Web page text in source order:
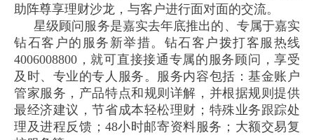
助阵尊享理财沙龙，与客户进行面对面的交流。
星级顾问服务是嘉实去年底推出的、专属于嘉实
钻石客户的服务新举措。钻石客户拨打客服热线
4006008800 ，就可直接接通专属的服务顾问，享受
及时、专业的专人服务。服务内容包括：基金账户
管家服务，产品特点和规则详解，并根据规则提供
最经济建议，节省成本轻松理财；特殊业务跟踪处
理及进程反馈； 48小时邮寄资料服务；大额交易复